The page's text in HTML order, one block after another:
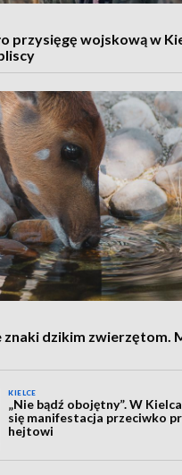
przysięgę wojskową w
znaki dzikim zwierzętom.
KIELCE
„Nie bądź obojętny”. W
się manifestacja przeciwko
hejtowi